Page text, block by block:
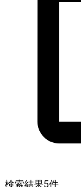
検索結果5件